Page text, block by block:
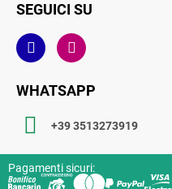
SEGUICI SU
WHATSAPP
+39 3513273919
Pagamenti sicuri: